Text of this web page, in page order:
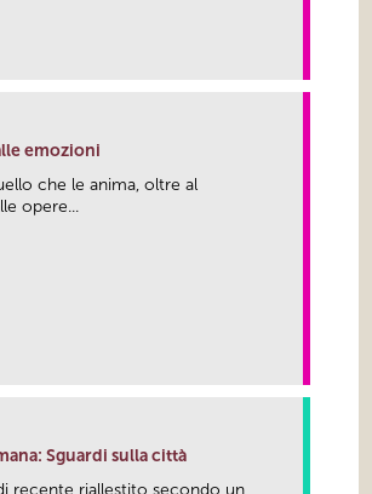
emozioni
che le anima, oltre al
opere...
Sguardi sulla città
recente riallestito secondo un